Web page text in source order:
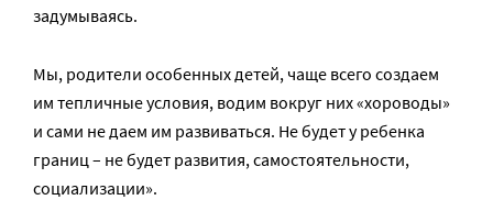
задумываясь.
Мы, родители особенных детей, чаще всего создаем
им тепличные условия, водим вокруг них «хороводы»
и сами не даем им развиваться. Не будет у ребенка
границ – не будет развития, самостоятельности,
социализации».